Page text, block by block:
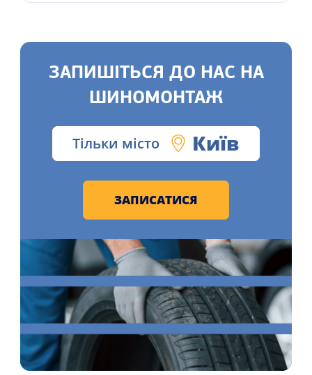
ЗАПИШІТЬСЯ ДО НАС НА
ШИНОМОНТАЖ
Тільки місто Київ
ЗАПИСАТИСЯ